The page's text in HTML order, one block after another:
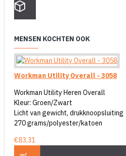
MENSEN KOCHTEN OOK
Workman Utility Overall - 3058
Workman Utility Heren Overall
Kleur: Groen/Zwart
Licht van gewicht, drukknoopsluiting
270 grams/polyester/katoen
€83,31